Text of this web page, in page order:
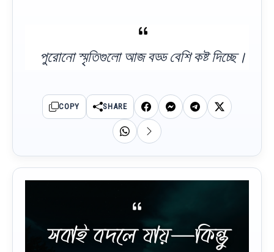
পুরোনো স্মৃতিগুলো আজ বড্ড বেশি কষ্ট দিচ্ছে।
COPY SHARE
সবাই বদলে যায়—কিন্তু